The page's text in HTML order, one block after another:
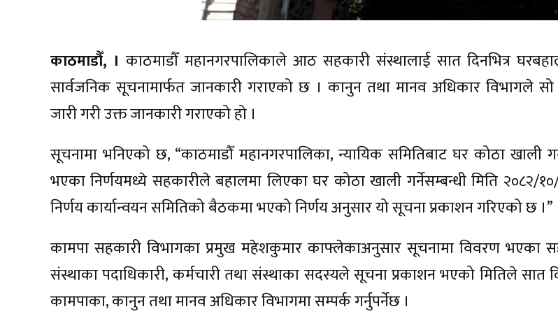
काठमाडौँ, । काठमाडौँ महानगरपालिकाले आठ सहकारी संस्थालाई सात दिनभित्र
सार्वजनिक सूचनामार्फत जानकारी गराएको छ । कानुन तथा मानव अधिकार विभागले
जारी गरी उक्त जानकारी गराएको हो ।
सूचनामा भनिएको छ, “काठमाडौँ महानगरपालिका, न्यायिक समितिबाट घर कोठा खाली
भएका निर्णयमध्ये सहकारीले बहालमा लिएका घर कोठा खाली गर्नेसम्बन्धी मिति २०८२/
निर्णय कार्यान्वयन समितिको बैठकमा भएको निर्णय अनुसार यो सूचना प्रकाशन गरिएको छ ।”
कामपा सहकारी विभागका प्रमुख महेशकुमार काफ्लेकाअनुसार सूचनामा विवरण भएका
संस्थाका पदाधिकारी, कर्मचारी तथा संस्थाका सदस्यले सूचना प्रकाशन भएको मितिले सात
कामपाका, कानुन तथा मानव अधिकार विभागमा सम्पर्क गर्नुपर्नेछ ।